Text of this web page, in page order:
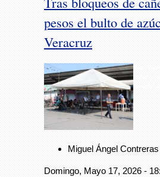
pesos el bulto de
Veracruz
Miguel Ángel
Domingo, Mayo 17, 2026 -